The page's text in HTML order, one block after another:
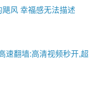
风 幸福感无法描述
速翻墙:高清视频秒开,超